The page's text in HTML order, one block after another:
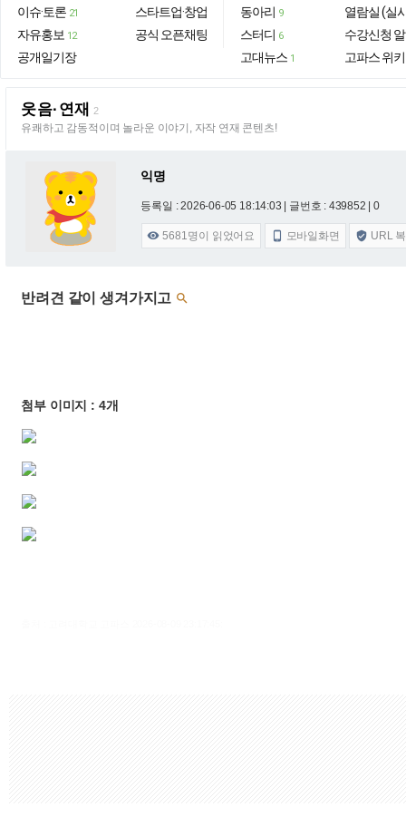
이슈·토론 21
자유홍보 12
공개일기장
스타트업·창업
공식 오픈채팅
동아리 9
스터디 6
고대뉴스 1
열람실 (실
수강신청
고파스 위키
웃음·연재 2
유쾌하고 감동적이며 놀라운 이야기, 자작 연재 콘텐츠!
익명
등록일 : 2026-06-05 18:14:03 | 글번호 : 439852 | 0
 5681명이 읽었어요  모바일화면  URL
반려견 같이 생겨가지고 
첨부 이미지 : 4개